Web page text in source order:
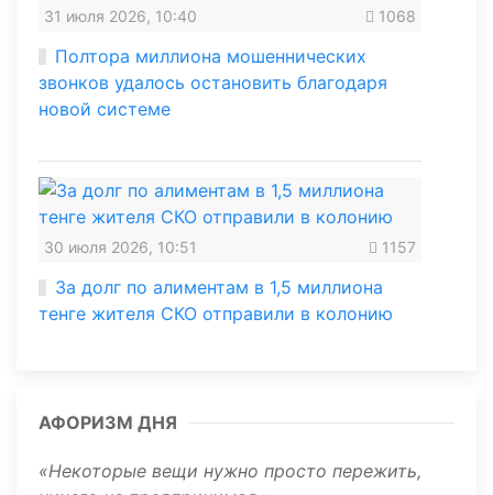
31 июля 2026, 10:40 1068
Полтора миллиона мошеннических
звонков удалось остановить благодаря
новой системе
30 июля 2026, 10:51 1157
За долг по алиментам в 1,5 миллиона
тенге жителя СКО отправили в колонию
АФОРИЗМ ДНЯ
Некоторые вещи нужно просто пережить,